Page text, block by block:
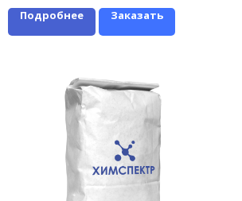
Подробнее Заказать